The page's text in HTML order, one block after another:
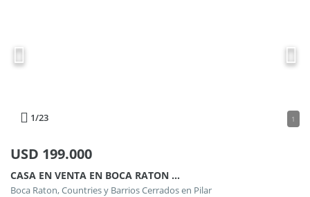
1/23 1
USD 199.000
CASA EN VENTA EN BOCA RATON 100
Boca Raton, Countries y Barrios Cerrados en Pilar